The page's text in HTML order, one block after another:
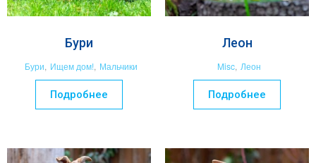
Бури
Бури, Ищем дом!, Мальчики
Подробнее
Леон
Misc, Леон
Подробнее